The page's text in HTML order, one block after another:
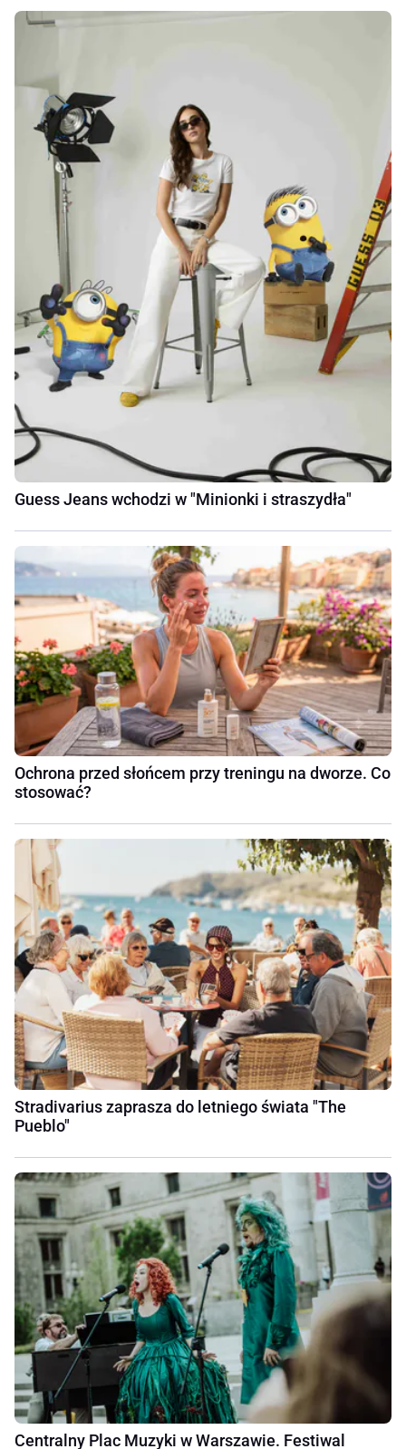
Guess Jeans wchodzi w "Minionki i straszydła"
Ochrona przed słońcem przy treningu na dworze. Co
stosować?
Stradivarius zaprasza do letniego świata "The
Pueblo"
Centralny Plac Muzyki w Warszawie. Festiwal